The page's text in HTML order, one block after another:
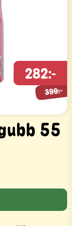
55
282:-
399:-
399:-